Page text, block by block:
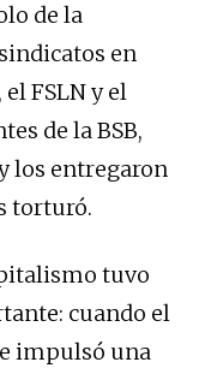
de la
en
FSLN y el
de la BSB,
los entregaron
torturó.
tuvo
cuando el
impulsó una